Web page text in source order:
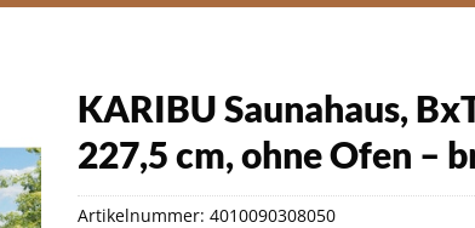
KARIBU Saunahaus,
227,5 cm, ohne Ofen –
Artikelnummer: 4010090308050